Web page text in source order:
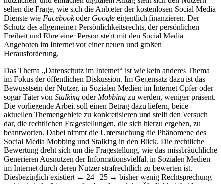
selten die Frage, wie sich die Anbieter der kostenlosen Social Media
Dienste wie Facebookoder Google eigentlich finanzieren. Der
Schutz des allgemeinen Persönlichkeitsrechts, der persönlichen
Freiheit und Ehre einer Person steht mit den Social Media
Angeboten im Internet vor einer neuen und großen
Herausforderung.
Das Thema „Datenschutz im Internet“ ist wie kein anderes Thema
im Fokus der öffentlichen Diskussion. Im Gegensatz dazu ist das
Bewusstsein der Nutzer, in Sozialen Medien im Internet Opfer oder
sogar Täter von Stalking oder Mobbing zu werden, weniger präsent.
Die vorliegende Arbeit soll einen Betrag dazu liefern, beide
aktuellen Themengebiete zu konkretisieren und stellt den Versuch
dar, die rechtlichen Fragestellungen, die sich hierzu ergeben, zu
beantworten. Dabei nimmt die Untersuchung die Phänomene des
Social Media Mobbing und Stalking in den Blick. Die rechtliche
Bewertung dreht sich um die Fragestellung, wie das missbräuchliche
Generieren Ausnutzen der Informationsvielfalt in Sozialen Medien
im Internet durch deren Nutzer strafrechtlich zu bewerten ist.
Diesbezüglich existiert ← 24 | 25 → bisher wenig Rechtsprechung